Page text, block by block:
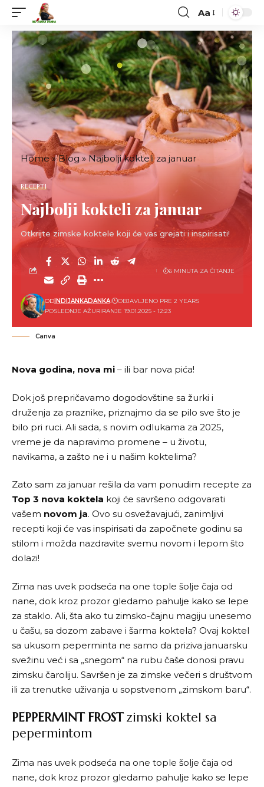
Font
Resizer
Aa
Home»Blog »Najbolji kokteli za januar
RECEPTI
Najbolji kokteli za januar
Otkrijte zimske koktele koji će vas grejati i inspirisati!
POSLEDNJE AŽURIRANJE 19.01.2025 - 12:23
ODINDIJANKADANKA OBJAVLJENO PRE 2 YEARS
6 MINUTA ZA ČITANJE
Canva
Nova godina, nova mi – ili bar nova pića!
Dok još prepričavamo dogodovštine sa žurki i
druženja za praznike, priznajmo da se pilo sve što je
bilo pri ruci. Ali sada, s novim odlukama za 2025,
vreme je da napravimo promene – u životu,
navikama, a zašto ne i u našim koktelima?
Zato sam za januar rešila da vam ponudim recepte za
Top 3 nova koktela koji će savršeno odgovarati
vašem novom ja. Ovo su osvežavajući, zanimljivi
recepti koji će vas inspirisati da započnete godinu sa
stilom i možda nazdravite svemu novom i lepom što
dolazi!
Zima nas uvek podseća na one tople šolje čaja od
nane, dok kroz prozor gledamo pahulje kako se lepe
za staklo. Ali, šta ako tu zimsko-čajnu magiju unesemo
u čašu, sa dozom zabave i šarma koktela? Ovaj koktel
sa ukusom peperminta ne samo da priziva januarsku
svežinu već i sa „snegom“ na rubu čaše donosi pravu
zimsku čaroliju. Savršen je za zimske večeri s društvom
ili za trenutke uživanja u sopstvenom „zimskom baru“.
PEPPERMINT FROSTzimski koktel sa
pepermintom
Zima nas uvek podseća na one tople šolje čaja od
nane, dok kroz prozor gledamo pahulje kako se lepe